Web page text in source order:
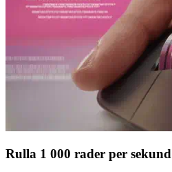
Rulla 1 000 rader per sekund